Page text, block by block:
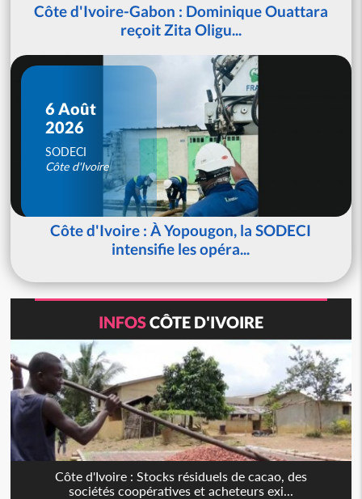
Côte d'Ivoire-Gabon : Dominique Ouattara
reçoit Zita Oligu...
6 Août
2026
SODECI
Côte d'Ivoire
Côte d'Ivoire : À Yopougon, la SODECI
intensifie les opéra...
INFOSCÔTE D'IVOIRE
Côte d'Ivoire : Stocks résiduels de cacao, des
sociétés coopératives et acheteurs exi...